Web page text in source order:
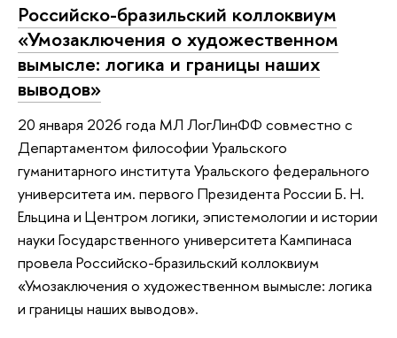
Российско-бразильский коллоквиум
«Умозаключения о художественном
вымысле: логика и границы наших
выводов»
20 января 2026 года МЛ ЛогЛинФФ совместно с
Департаментом философии Уральского
гуманитарного института Уральского федерального
университета им. первого Президента России Б. Н.
Ельцина и Центром логики, эпистемологии и истории
науки Государственного университета Кампинаса
провела Российско-бразильский коллоквиум
«Умозаключения о художественном вымысле: логика
и границы наших выводов».